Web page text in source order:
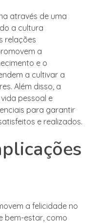
através de uma
a cultura
relações
a
e o
a cultivar a
Além disso, a
pessoal e
para garantir
e realizados.
a felicidade no
bem-estar, como